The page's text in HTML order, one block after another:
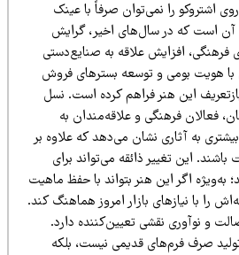
را نمی‌توان صرفاً با عینک
که در سال‌های اخیر، گرایش
افزایش علاقه به صنایع‌دستی
بومی و توسعه بسترهای فروش
این هنر فراهم کرده است. نسل
فرهنگی و علاقه‌مندان به
آثاری نشان می‌دهد که علاوه بر
این تغییر ذائقه می‌تواند برای
اگر این هنر بتواند با حفظ ماهیت
نیازهای بازار امروز هماهنگ کند.
نقشی تعیین‌کننده دارد.
صرف فرم‌های قدیمی نیست، بلکه